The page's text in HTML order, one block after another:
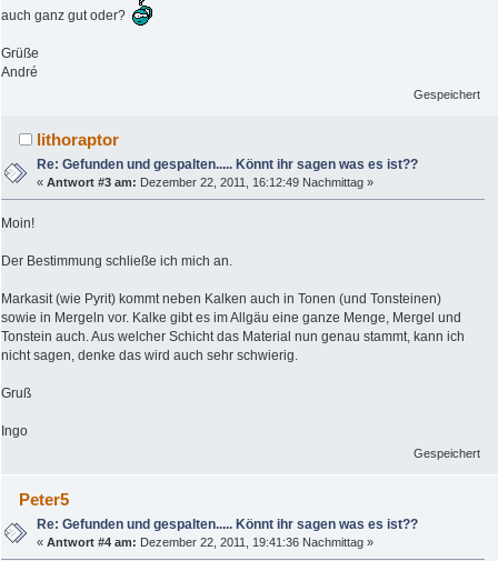
auch ganz gut oder?
Grüße
André
Gespeichert
lithoraptor
Re: Gefunden und gespalten..... Könnt ihr sagen was es ist??
«Antwort #3 am: Dezember 22, 2011, 16:12:49 Nachmittag »
Moin!
Der Bestimmung schließe ich mich an.
Markasit (wie Pyrit) kommt neben Kalken auch in Tonen (und Tonsteinen)
sowie in Mergeln vor. Kalke gibt es im Allgäu eine ganze Menge, Mergel und
Tonstein auch. Aus welcher Schicht das Material nun genau stammt, kann ich
nicht sagen, denke das wird auch sehr schwierig.
Gruß
Ingo
Gespeichert
Peter5
Re: Gefunden und gespalten..... Könnt ihr sagen was es ist??
«Antwort #4 am: Dezember 22, 2011, 19:41:36 Nachmittag »